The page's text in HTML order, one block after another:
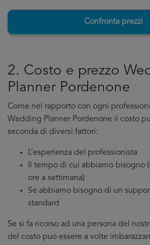
Confronta prezzi
2. Costo e prezzo
Planner Pordenone
Come nel rapporto con ogni
Wedding Planner Pordenone il costo
seconda di diversi fattori:
L’esperienza del professionista
Il tempo di cui abbiamo bisogno
ore a settimana)
Se abbiamo bisogno di un
standard
Se si fa ricorso ad una persona del
del costo puo essere a volte